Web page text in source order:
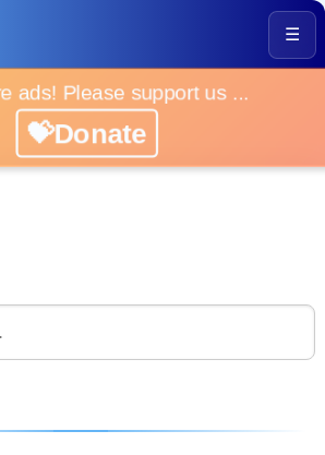
☰
ads! Please support us ...
💝Donate